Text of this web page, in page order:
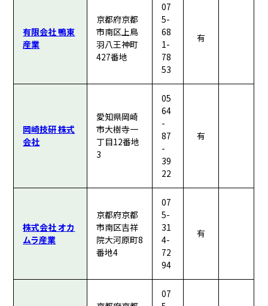
有限会社 鴨東
産業
京都府京都
市南区上鳥
羽八王神町
427番地
07
5-
68
1-
78
53
有
岡崎技研 株式
会社
愛知県岡崎
市大樹寺一
丁目12番地
3
05
64
-
87
-
39
22
有
株式会社 オカ
ムラ産業
京都府京都
市南区吉祥
院大河原町8
番地4
07
5-
31
4-
72
94
有
07